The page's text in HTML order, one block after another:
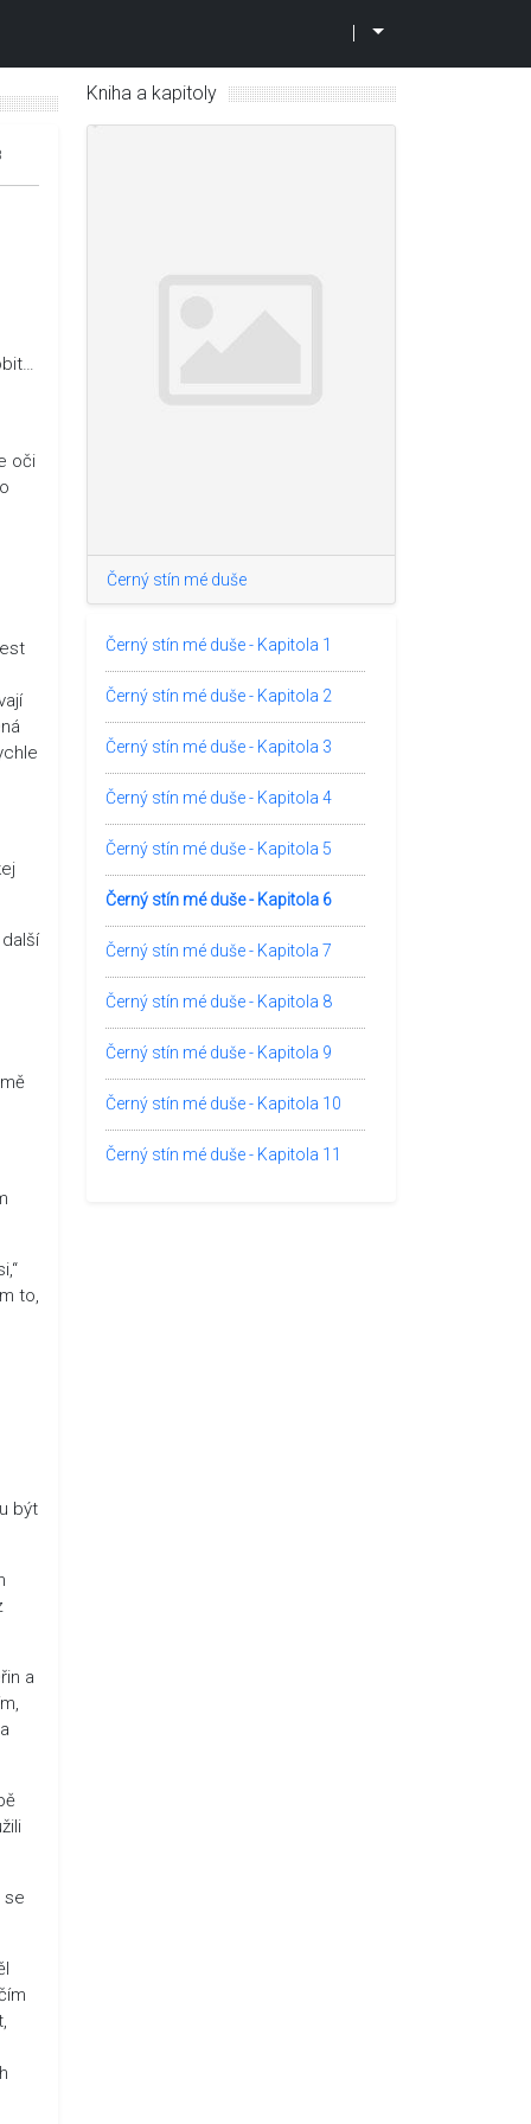
oči
to,
být
a
se
Kniha a kapitoly
Černý stín mé duše
Černý stín mé duše - Kapitola 1
Černý stín mé duše - Kapitola 2
Černý stín mé duše - Kapitola 3
Černý stín mé duše - Kapitola 4
Černý stín mé duše - Kapitola 5
Černý stín mé duše - Kapitola 6
Černý stín mé duše - Kapitola 7
Černý stín mé duše - Kapitola 8
Černý stín mé duše - Kapitola 9
Černý stín mé duše - Kapitola 10
Černý stín mé duše - Kapitola 11